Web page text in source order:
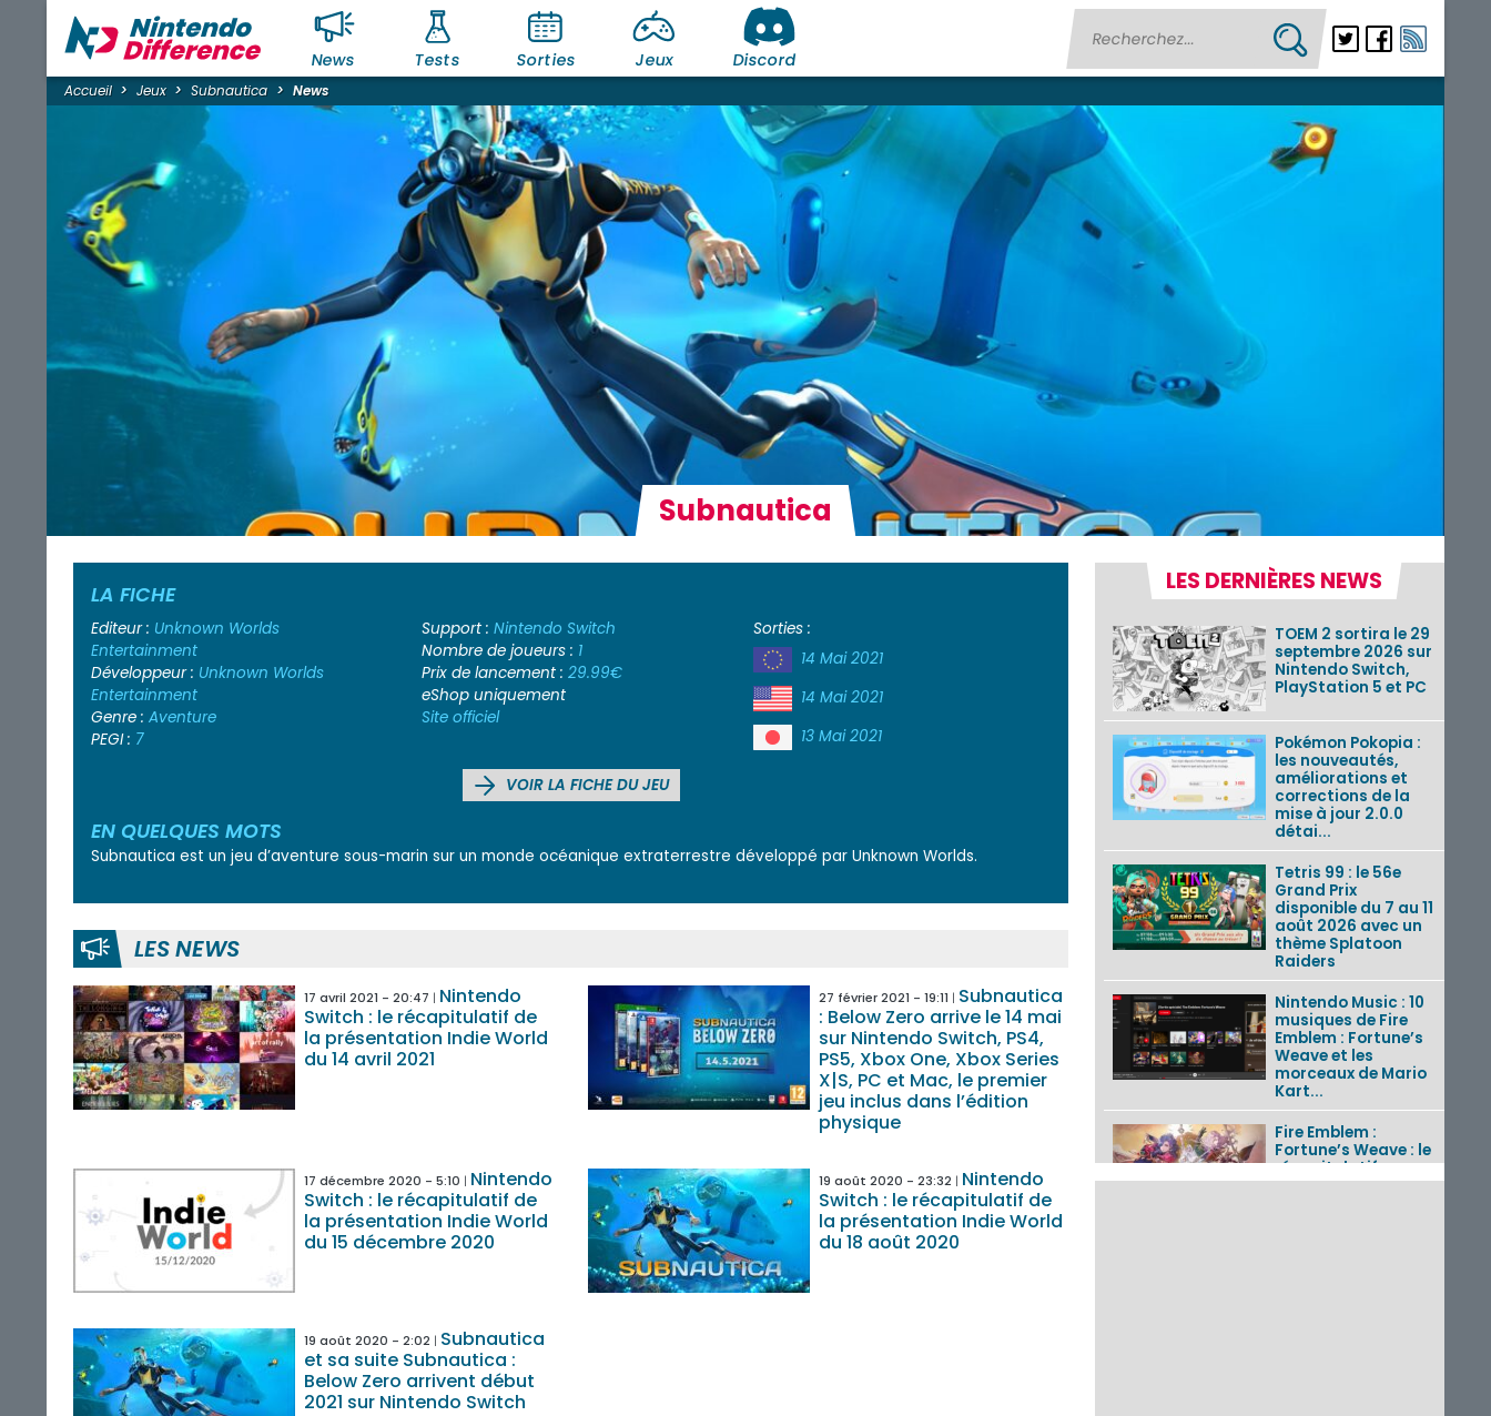
News Tests Sorties Jeux Discord
Accueil Jeux Subnautica News
Subnautica
LA FICHE
Editeur : Unknown Worlds
Entertainment
Développeur : Unknown Worlds
Entertainment
Genre : Aventure
PEGI : 7
Support :Nintendo Switch
Nombre de joueurs : 1
Prix de lancement :29.99€
eShop uniquement
Site officiel
Sorties :
14 Mai 2021
14 Mai 2021
13 Mai 2021
VOIR LA FICHE DU JEU
EN QUELQUES MOTS
Subnautica est un jeu d’aventure sous-marin sur un monde océanique extraterrestre développé par Unknown Worlds.
LES NEWS
17 avril 2021 - 20:47
Nintendo
Switch : le récapitulatif de
la présentation Indie World
du 14 avril 2021
27 février 2021 - 19:11
Subnautica
: Below Zero arrive le 14 mai
sur Nintendo Switch, PS4,
PS5, Xbox One, Xbox Series
X|S, PC et Mac, le premier
jeu inclus dans l’édition
physique
17 décembre 2020 - 5:10
Nintendo
Switch : le récapitulatif de
la présentation Indie World
du 15 décembre 2020
19 août 2020 - 23:32
Nintendo
Switch : le récapitulatif de
la présentation Indie World
du 18 août 2020
19 août 2020 - 2:02
Subnautica
et sa suite Subnautica :
Below Zero arrivent début
2021 sur Nintendo Switch
LES DERNIÈRES NEWS
TOEM 2 sortira le 29
septembre 2026 sur
Nintendo Switch,
PlayStation 5 et PC
Pokémon Pokopia :
les nouveautés,
améliorations et
corrections de la
mise à jour 2.0.0
détai...
Tetris 99 : le 56e
Grand Prix
disponible du 7 au 11
août 2026 avec un
thème Splatoon
Raiders
Nintendo Music : 10
musiques de Fire
Emblem : Fortune’s
Weave et les
morceaux de Mario
Kart...
Fire Emblem :
Fortune’s Weave : le
récapitulatif
complet du Direct,